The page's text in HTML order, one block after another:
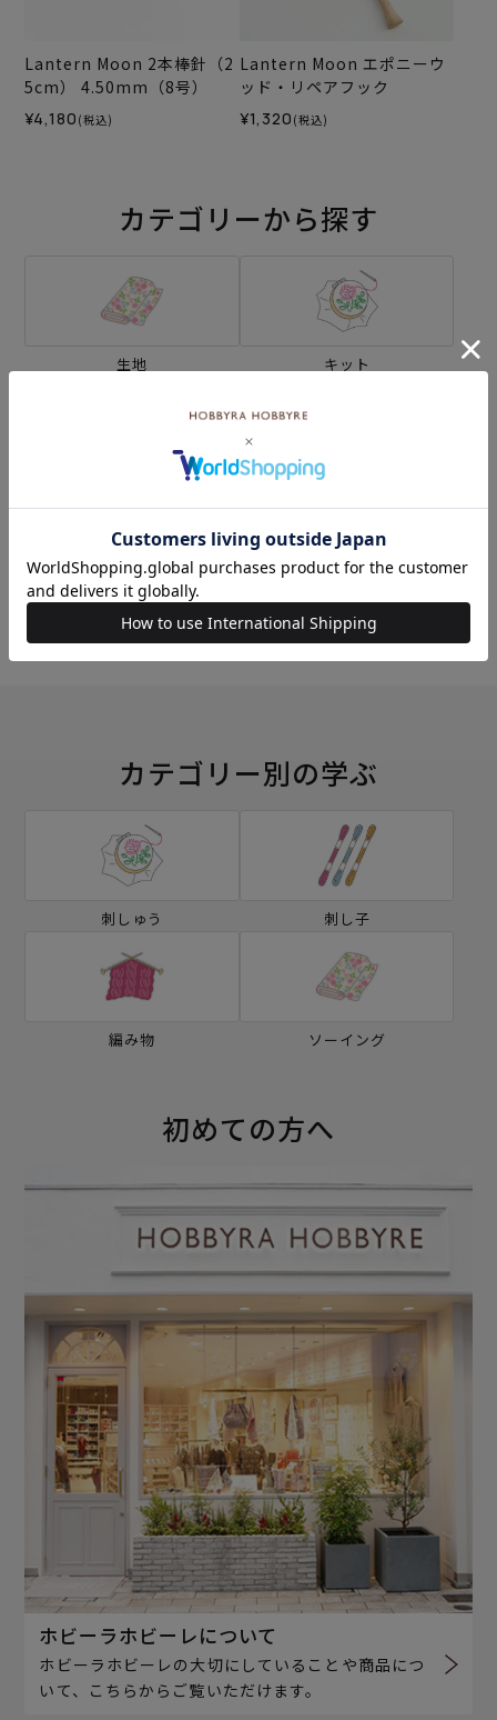
Lantern Moon 2本棒針（2
5cm） 4.50mm（8号）
¥4,180 (税込)
Lantern Moon エポニーウ
ッド・リペアフック
¥1,320 (税込)
カテゴリーから探す
生地 キット
編み物
ミシン ソーイングボックス
カテゴリー別の学ぶ
刺しゅう 刺し子
編み物 ソーイング
初めての方へ
ホビーラホビーレについて
ホビーラホビーレの大切にしていることや商品につ
いて、こちらからご覧いただけます。